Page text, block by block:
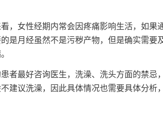
女性经期内常会因疼痛影响生活，如果
是月经虽然不是污秽产物，但是确实需要
最好咨询医生，洗澡、洗头方面的禁忌
建议洗澡，因此具体情况也需要具体分析